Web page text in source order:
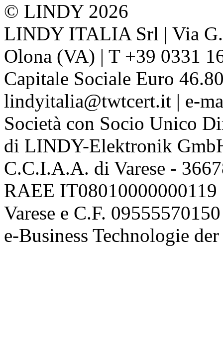
© LINDY 2026
LINDY ITALIA Srl | Via
Olona (VA) | T +39 0331
Capitale Sociale Euro
lindyitalia@twtcert.it | e-
Società con Socio Unico
di LINDY-Elektronik
C.C.I.A.A. di Varese -
RAEE
Varese e C.F. 09555570150
e-Business Technologie